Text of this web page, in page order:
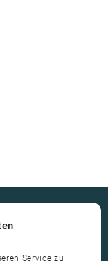
Service zu